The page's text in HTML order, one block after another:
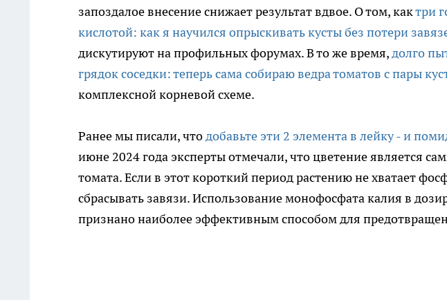
запоздалое внесение снижает результат вдвое. О том, кактри
кислотой: как я научился опрыскивать кусты без потери
дискутируют на профильных форумах. В то же время,долго
грядок соседки: теперь сама собираю ведра томатов с пары
комплексной корневой схеме.
Ранее мы писали, чтодобавьте эти 2 элемента в лейку - и
июне 2024 года эксперты отмечали, что цветение является
томата. Если в этот короткий период растению не хватает
сбрасывать завязи. Использование монофосфата калия в
признано наиболее эффективным способом для